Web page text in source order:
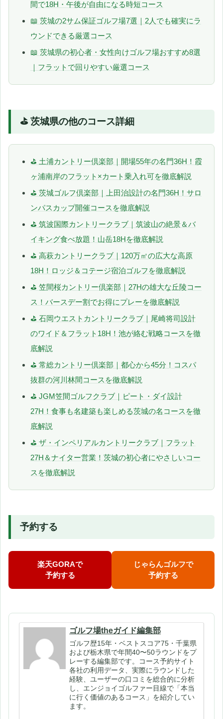
間で18H・午後が自由になる時短コース
📖 茨城の2サム保証ゴルフ場7選｜2人でも確実にラ
ウンドできる厳選コース
📖 茨城県の初心者・女性向けゴルフ場おすすめ8選
｜フラットで回りやすい厳選コース
⛳ 茨城県の他のコース詳細
⛳ 土浦カントリー倶楽部｜開場55年の名門36H！霞
ヶ浦南岸のフラット×カート乗入れ可を徹底解説
⛳ 茨城ゴルフ倶楽部｜上田治設計の名門36H！サロ
ンパスカップ開催コースを徹底解説
⛳ 筑波国際カントリークラブ｜筑波山の絶景＆バ
イキング食べ放題！山岳18Hを徹底解説
⛳ 高萩カントリークラブ｜120万㎡の広大な高原
18H！ロッジ＆コテージ宿泊ゴルフを徹底解説
⛳ 笠間桜カントリー倶楽部｜27Hの雄大な丘陵コー
ス！バースデー割でお得にプレーを徹底解説
⛳ 石岡ウエストカントリークラブ｜尾崎将司設計
のワイド＆フラット18H！池が絡む戦略コースを徹
底解説
⛳ 常総カントリー倶楽部｜都心から45分！コスパ
抜群の河川林間コースを徹底解説
⛳ JGM笠間ゴルフクラブ｜ピート・ダイ設計
27H！食事も名建築も楽しめる茨城の名コースを徹
底解説
⛳ ザ・インペリアルカントリークラブ｜フラット
27H＆ナイター営業！茨城の初心者にやさしいコー
スを徹底解説
予約する
楽天GORAで
予約する
じゃらんゴルフで
予約する
ゴルフ場theガイド編集部
ゴルフ歴15年・ベストスコア75・千葉県
および栃木県で年間40〜50ラウンドをプ
レーする編集部です。コース予約サイト
各社の利用データ、実際にラウンドした
経験、ユーザーの口コミを総合的に分析
し、エンジョイゴルファー目線で「本当
に行く価値のあるコース」を紹介してい
ます。